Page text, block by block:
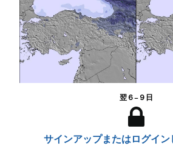
翌６−９日
サインアップまたはログイ